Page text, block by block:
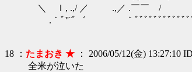
＼ ｌ, .,/ ／ .,／ .
.｀ﾞ''¨ﾞ゛ ｀ﾞﾞﾞ
18 ： たまおき ★ ： 2006/05/12(金) 13:27:10
全米が泣いた